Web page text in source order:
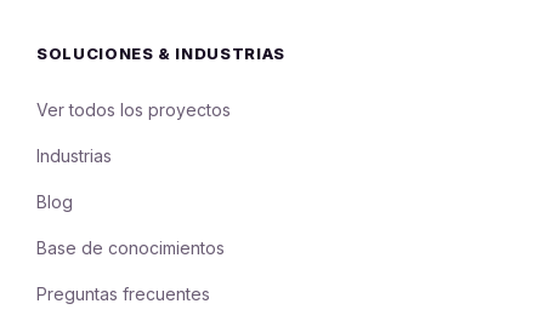
SOLUCIONES & INDUSTRIAS
Ver todos los proyectos
Industrias
Blog
Base de conocimientos
Preguntas frecuentes